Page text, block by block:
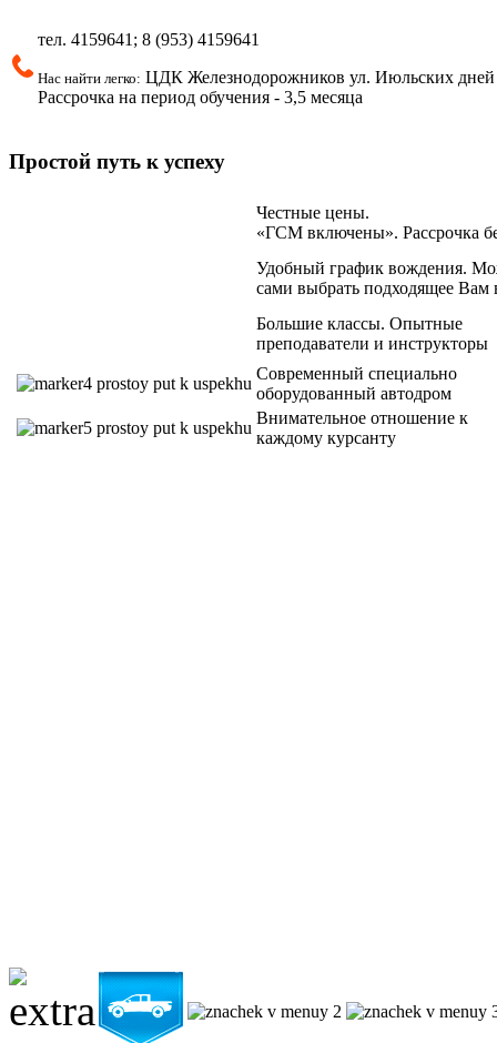
тел. 4159641; 8 (953) 4159641
Нас найти легко: ЦДК Железнодорожников ул. Июльских
Рассрочка на период обучения - 3,5 месяца
Простой путь к успеху
Честные цены.
«ГСМ включены». Рассрочка
Удобный график вождения.
сами выбрать подходящее Вам
Большие классы. Опытные
преподаватели и инструкторы
Современный специально
оборудованный автодром
Внимательное отношение к
каждому курсанту